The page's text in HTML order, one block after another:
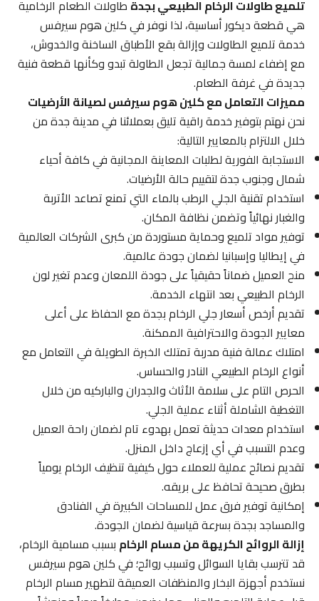
تلميع طاولات الرخام الطبيعي بجدةطاولات الطعام الرخامية
هي قطعة ديكور أساسية، لذا نوفر في كلين هوم سيرفس
خدمة تلميع الطاولات وإزالة بقع الأطباق الساخنة والخدوش،
مع إضفاء لمسة جمالية تجعل الطاولة تبدو وكأنها قطعة فنية
جديدة في غرفة الطعام.
مميزات التعامل مع كلين هوم سيرفس لصيانة الأرضيات
نحن نهتم بتوفير خدمة راقية تليق بعملائنا في مدينة جدة من
خلال الالتزام بالمعايير التالية:
الاستجابة الفورية لطلبات المعاينة المجانية في كافة أحياء
شمال وجنوب جدة لتقييم حالة الأرضيات.
استخدام تقنية الجلي الرطب بالماء التي تمنع تصاعد الأتربة
والغبار نهائياً وتضمن نظافة المكان.
توفير مواد تلميع وحماية مستوردة من كبرى الشركات العالمية
في إيطاليا وإسبانيا لضمان جودة عالمية.
منح العميل ضماناً حقيقياً على جودة اللمعان وعدم تغير لون
الرخام الطبيعي بعد انتهاء الخدمة.
تقديم أرخص أسعار جلي الرخام بجدة مع الحفاظ على أعلى
معايير الجودة والاحترافية الممكنة.
امتلاك عمالة فنية مدربة تمتلك الخبرة الطويلة في التعامل مع
أنواع الرخام الطبيعي النادر والحساس.
الحرص التام على سلامة الأثاث والجدران والباركيه من خلال
التغطية الشاملة أثناء عملية الجلي.
استخدام معدات حديثة تعمل بهدوء تام لضمان راحة العميل
وعدم التسبب في أي إزعاج داخل المنزل.
تقديم نصائح عملية للعملاء حول كيفية تنظيف الرخام يومياً
بطرق صحيحة تحافظ على بريقه.
إمكانية توفير فرق عمل للمساحات الكبيرة في الفنادق
والمساجد بجدة بسرعة قياسية لضمان الجودة.
إزالة الروائح الكريهة من مسام الرخامبسبب مسامية الرخام،
قد تترسب بقايا السوائل وتسبب روائح؛ في كلين هوم سيرفس
نستخدم أجهزة البخار والمنظفات العميقة لتطهير مسام الرخام